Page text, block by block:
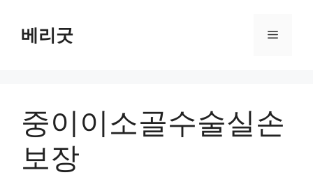
베리굿 메
중이이소골수술실손
보장